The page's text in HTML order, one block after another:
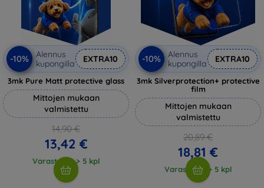
-10%
Alennus
kupongilla
EXTRA10
3mk Pure Matt protective glass
Mittojen mukaan
valmistettu
14,90 €
13,42 €
Varastossa > 5 kpl
-10%
Alennus
kupongilla
EXTRA10
3mk Silverprotection+ protective
film
Mittojen mukaan
valmistettu
20,89 €
18,81 €
Varastossa > 5 kpl